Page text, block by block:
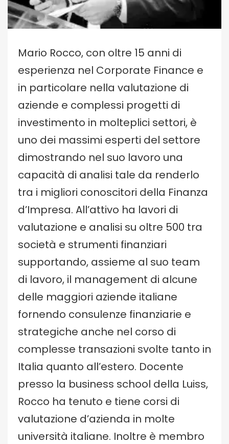
Mario Rocco, con oltre 15 anni di
esperienza nel Corporate Finance e
in particolare nella valutazione di
aziende e complessi progetti di
investimento in molteplici settori, è
uno dei massimi esperti del settore
dimostrando nel suo lavoro una
capacità di analisi tale da renderlo
tra i migliori conoscitori della Finanza
d’Impresa. All’attivo ha lavori di
valutazione e analisi su oltre 500 tra
società e strumenti finanziari
supportando, assieme al suo team
di lavoro, il management di alcune
delle maggiori aziende italiane
fornendo consulenze finanziarie e
strategiche anche nel corso di
complesse transazioni svolte tanto in
Italia quanto all’estero. Docente
presso la business school della Luiss,
Rocco ha tenuto e tiene corsi di
valutazione d’azienda in molte
università italiane. Inoltre è membro